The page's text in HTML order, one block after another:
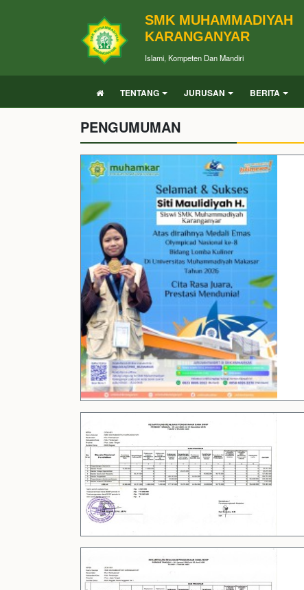
SMK MUHAMMADIYAH
KARANGANYAR
Islami, Kompeten Dan Mandiri
TENTANG JURUSAN BERITA
PENGUMUMAN